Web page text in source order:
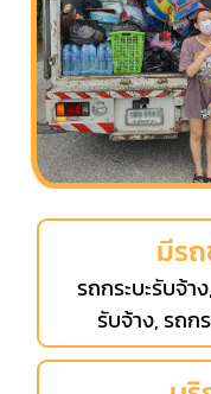
มีร
รถกระบะรับจ้
รับจ้าง, รถก